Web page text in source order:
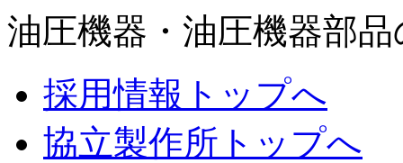
油圧機器・油圧機器部
採用情報トップへ
協立製作所トップへ